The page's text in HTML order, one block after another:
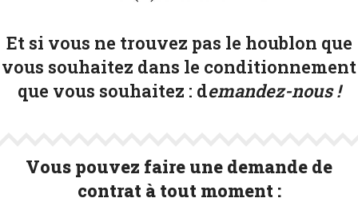
Et si vous ne trouvez pas le houblon que
vous souhaitez dans le conditionnement
que vous souhaitez : demandez-nous !
Vous pouvez faire une demande de
contrat à tout moment :